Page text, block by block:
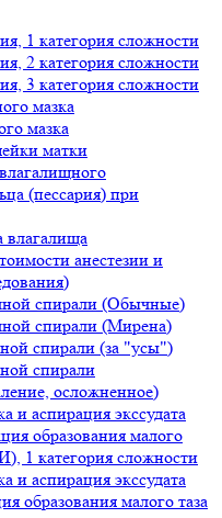
1 категория сложности
2 категория сложности
3 категория сложности
мазка
мазка
матки
(пессария) при
влагалища
анестезии и
спирали (Обычные)
спирали (Мирена)
спирали (за "усы")
спирали
осложненное)
и аспирация экссудата
образования малого
1 категория сложности
и аспирация экссудата
образования малого таза